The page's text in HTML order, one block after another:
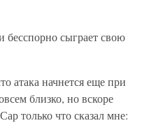
бесспорно сыграет свою
атака начнется еще при
близко, но вскоре
только что сказал мне: